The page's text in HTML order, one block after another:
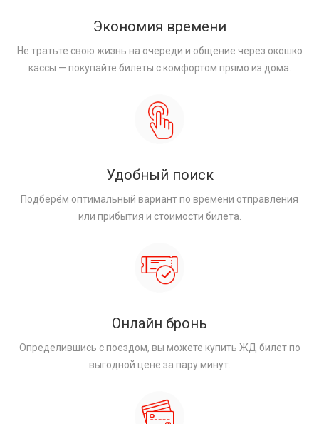
Экономия времени
Не тратьте свою жизнь на очереди и общение через окошко
кассы — покупайте билеты с комфортом прямо из дома.
Удобный поиск
Подберём оптимальный вариант по времени отправления
или прибытия и стоимости билета.
Онлайн бронь
Определившись с поездом, вы можете купить ЖД билет по
выгодной цене за пару минут.